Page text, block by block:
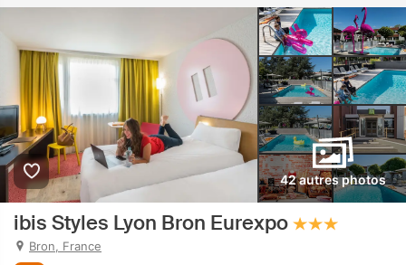
42 autres photos
ibis Styles Lyon Bron Eurexpo
Bron, France